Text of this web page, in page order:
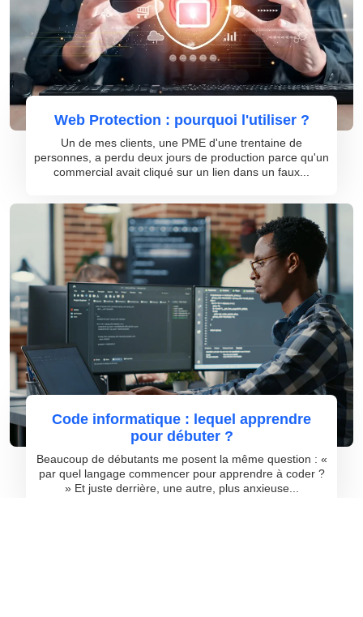
Web Protection : pourquoi l'utiliser ?
Un de mes clients, une PME d'une trentaine de
personnes, a perdu deux jours de production parce qu'un
commercial avait cliqué sur un lien dans un faux...
Code informatique : lequel apprendre
pour débuter ?
Beaucoup de débutants me posent la même question : «
par quel langage commencer pour apprendre à coder ?
» Et juste derrière, une autre, plus anxieuse...